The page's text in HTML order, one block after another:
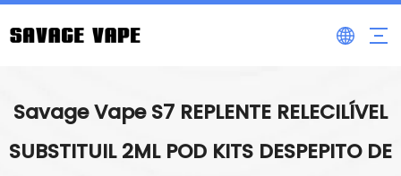
Savage Vape S7 REPLENTE RELECILÍVEL
SUBSTITUIL 2ML POD KITS DESPEPITO DE